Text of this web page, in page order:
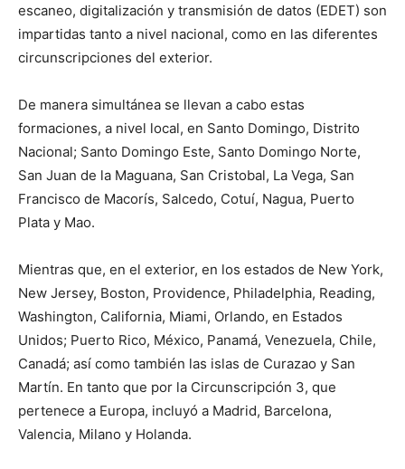
escaneo, digitalización y transmisión de datos (EDET) son
impartidas tanto a nivel nacional, como en las diferentes
circunscripciones del exterior.
De manera simultánea se llevan a cabo estas
formaciones, a nivel local, en Santo Domingo, Distrito
Nacional; Santo Domingo Este, Santo Domingo Norte,
San Juan de la Maguana, San Cristobal, La Vega, San
Francisco de Macorís, Salcedo, Cotuí, Nagua, Puerto
Plata y Mao.
Mientras que, en el exterior, en los estados de New York,
New Jersey, Boston, Providence, Philadelphia, Reading,
Washington, California, Miami, Orlando, en Estados
Unidos; Puerto Rico, México, Panamá, Venezuela, Chile,
Canadá; así como también las islas de Curazao y San
Martín. En tanto que por la Circunscripción 3, que
pertenece a Europa, incluyó a Madrid, Barcelona,
Valencia, Milano y Holanda.